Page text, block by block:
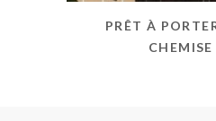
PRÊT À